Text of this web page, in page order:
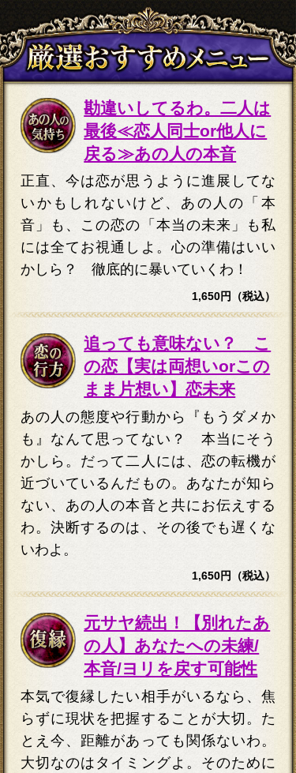
勘違いしてるわ。二人は
最後≪恋人同士or他人に
戻る≫あの人の本音
正直、今は恋が思うように進展してな
いかもしれないけど、あの人の「本
音」も、この恋の「本当の未来」も私
には全てお視通しよ。心の準備はいい
かしら？ 徹底的に暴いていくわ！
1,650円（税込）
追っても意味ない？ こ
の恋【実は両想いorこの
まま片想い】恋未来
あの人の態度や行動から『もうダメか
も』なんて思ってない？ 本当にそう
かしら。だって二人には、恋の転機が
近づいているんだもの。あなたが知ら
ない、あの人の本音と共にお伝えする
わ。決断するのは、その後でも遅くな
いわよ。
1,650円（税込）
元サヤ続出！【別れたあ
の人】あなたへの未練/
本音/ヨリを戻す可能性
本気で復縁したい相手がいるなら、焦
らずに現状を把握することが大切。た
とえ今、距離があっても関係ないわ。
大切なのはタイミングよ。そのために